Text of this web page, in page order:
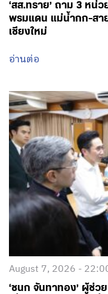
‘สส.ทราย’ ถาม 3 หน่
พรมแดน แม่น้ำกก-สา
เชียงใหม่
อ่านต่อ
August 7, 2026 -
‘ชนก จันทาทอง’ ผู้ช่ว